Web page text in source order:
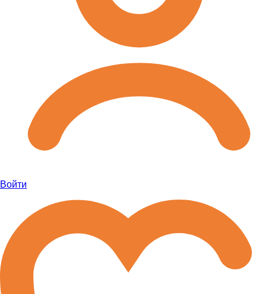
Войти